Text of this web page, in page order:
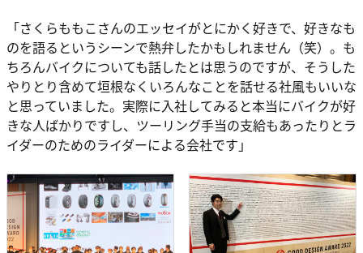
「さくらももこさんのエッセイがとにかく好きで、好きなも
のを語るというシーンで熱弁したかもしれません（笑）。も
ちろんバイクについても話したとは思うのですが、そうした
やりとり含めて垣根なくいろんなことを話せる社風もいいな
と思っていました。実際に入社してみると本当にバイクが好
きな人ばかりですし、ツーリング手当の支給もあったりとラ
イダーのためのライダーによる会社です」